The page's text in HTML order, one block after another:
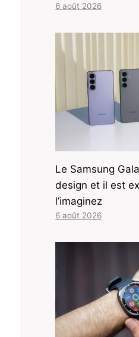
6 août 2026
Le Samsung
design et il est
l’imaginez
6 août 2026